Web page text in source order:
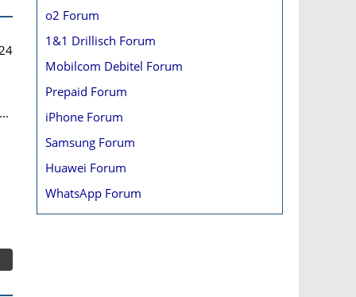
o2 Forum
1&1 Drillisch Forum
Mobilcom Debitel Forum
Prepaid Forum
iPhone Forum
Samsung Forum
Huawei Forum
WhatsApp Forum